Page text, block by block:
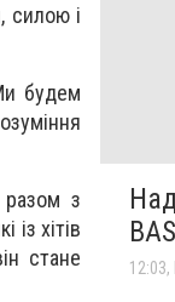
силою і
будем
разом з
хітів
стане
BAS
12:03,